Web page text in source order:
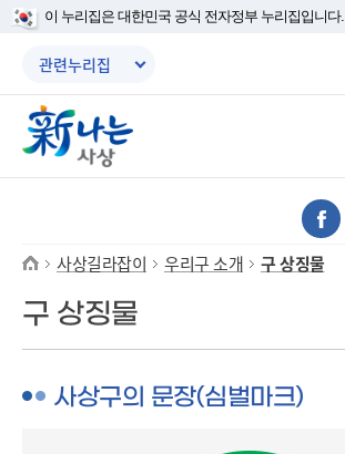
본문 바로가기
메인메뉴 바로가기
이 누리집은 대한민국 공식 전자정부 누리집입니다.
관련누리집
열기
열기
사상길라잡이 우리구 소개 구 상징물
구 상징물
사상구의 문장(심벌마크)